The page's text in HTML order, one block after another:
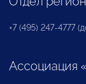
+7 (495) 247-4777
Ассоциация